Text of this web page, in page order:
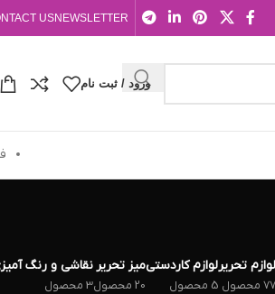
NEWSLETTER
US
ورود / ثبت نام
لوازم تحریر
77 محصول
لوازم کاردستی
5 محصول
میز تحریر
20 محصول
نقاشی و رنگ
3 محصول